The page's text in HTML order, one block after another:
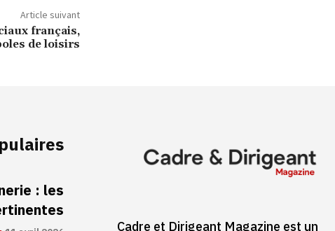
Article suivant
français,
de loisirs
: les
Cadre et Dirigeant Magazine est un